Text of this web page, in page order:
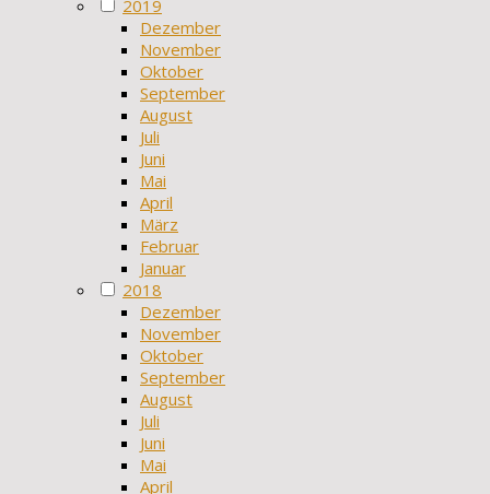
2019
Dezember
November
Oktober
September
August
Juli
Juni
Mai
April
März
Februar
Januar
2018
Dezember
November
Oktober
September
August
Juli
Juni
Mai
April